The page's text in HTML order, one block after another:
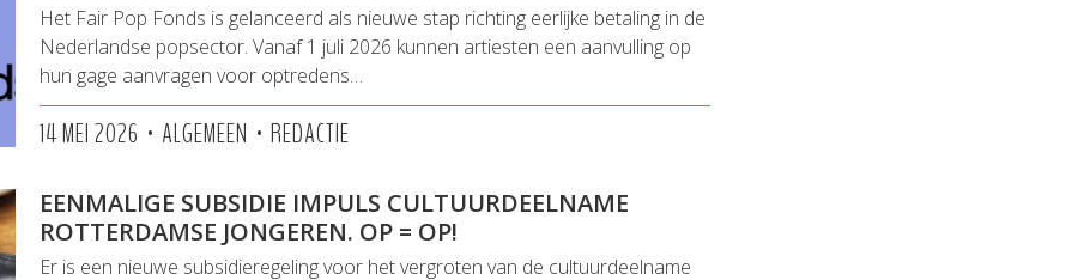
Het Fair Pop Fonds is gelanceerd als nieuwe stap richting eerlijke betaling in de
Nederlandse popsector. Vanaf 1 juli 2026 kunnen artiesten een aanvulling op
hun gage aanvragen voor optredens…
14 MEI 2026 • ALGEMEEN • REDACTIE
EENMALIGE SUBSIDIE IMPULS CULTUURDEELNAME
ROTTERDAMSE JONGEREN. OP = OP!
Er is een nieuwe subsidieregeling voor het vergroten van de cultuurdeelname